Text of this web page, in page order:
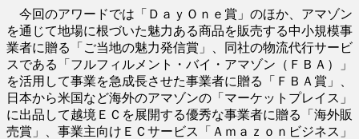
今回のアワードでは「ＤａｙＯｎｅ賞」のほか、アマゾン
を通じて地場に根づいた魅力ある商品を販売する中小規模事
業者に贈る「ご当地の魅力発信賞」、同社の物流代行サービ
スである「フルフィルメント・バイ・アマゾン（ＦＢＡ）」
を活用して事業を急成長させた事業者に贈る「ＦＢＡ賞」、
日本から米国など海外のアマゾンの「マーケットプレイス」
に出品して越境ＥＣを展開する優秀な事業者に贈る「海外販
売賞」、事業主向けＥＣサービス「Ａｍａｚｏｎビジネス」